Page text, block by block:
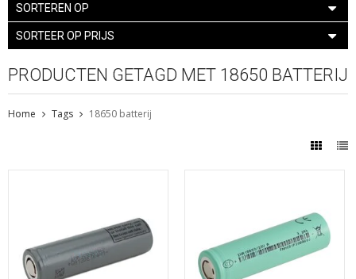
SORTEREN OP
SORTEER OP PRIJS
PRODUCTEN GETAGD MET 18650 BATTERIJ
Home Tags 18650 batterij